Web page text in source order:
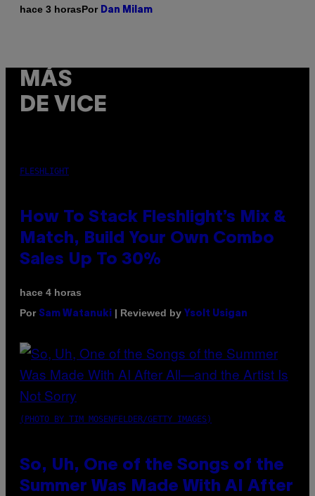
hace 3 horasPor Dan Milam
MÁS
DE VICE
FLESHLIGHT
How To Stack Fleshlight’s Mix &
Match, Build Your Own Combo
Sales Up To 30%
hace 4 horas
Por Sam Watanuki | Reviewed by Ysolt Usigan
(PHOTO BY TIM MOSENFELDER/GETTY IMAGES)
So, Uh, One of the Songs of the
Summer Was Made With AI After